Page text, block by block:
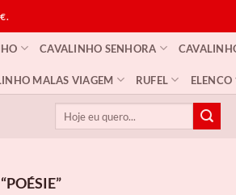
CAVALINHO SENHORA
MALAS VIAGEM RUFEL ELENCO